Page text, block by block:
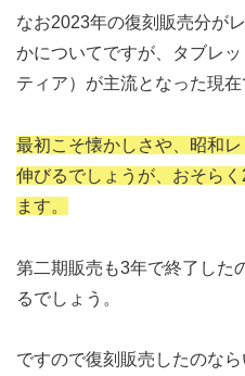
なお2023年の復刻販売分が
かについてですが、タブレ
ティア）が主流となった現
最初こそ懐かしさや、昭和
伸びるでしょうが、おそら
ます。
第二期販売も3年で終了した
るでしょう。
ですので復刻販売したのな